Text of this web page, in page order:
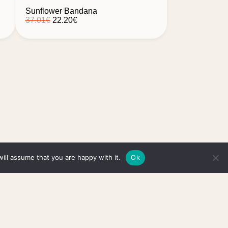
Sunflower Bandana
37.01€ Orijinal
37.01€.
22.20€Şu
fiyat:
assume that you are happy with it. Ok